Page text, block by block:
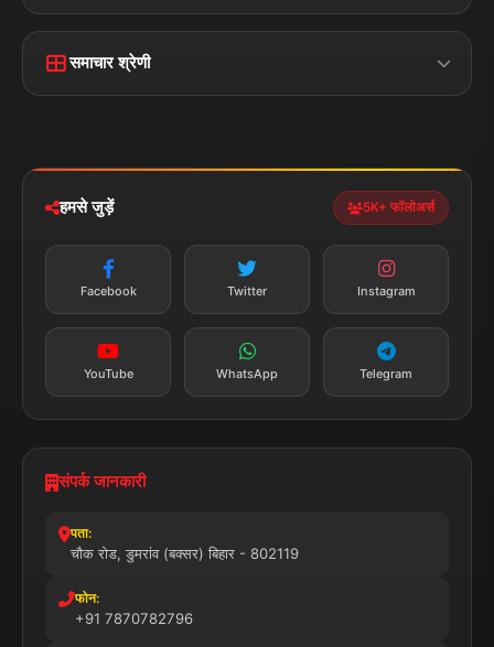
लाइव टीवी ब्रेकिंग न्यूज़
समाचार श्रेणी
हमसे जुड़ें 5K+ फॉलोअर्स
Facebook Twitter Instagram
YouTube WhatsApp Telegram
संपर्क जानकारी
पता:
चौक रोड, डुमरांव (बक्सर) बिहार - 802119
फोन:
+91 7870782796